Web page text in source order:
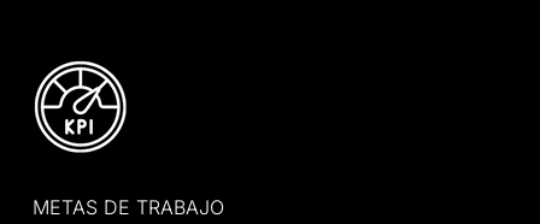
METAS DE TRABAJO